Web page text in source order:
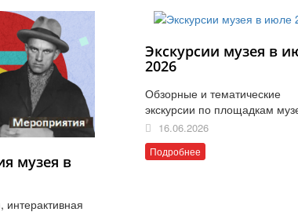
музея в
интерактивная
Экскурсии музея в
2026
Обзорные и тематические
экскурсии по площадкам
16.06.2026
Подробнее